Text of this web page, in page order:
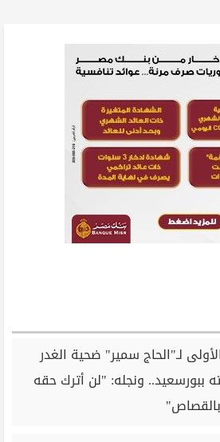
لـ"الحاج سمير" ضحية الغدر
ونجله: "لن أترك حقه